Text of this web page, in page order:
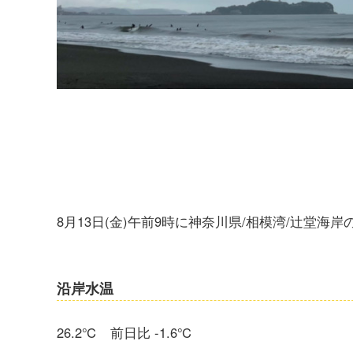
8月13日(金)午前9時に神奈川県/相模湾/辻堂海岸
沿岸水温
26.2℃ 前日比 -1.6℃